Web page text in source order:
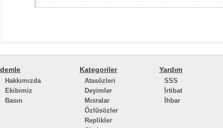
demle
Hakkımızda
Ekibimiz
Basın
Kategoriler
Atasözleri
Deyimler
Mısralar
Özlüsözler
Replikler
Yardım
SSS
İrtibat
İhbar